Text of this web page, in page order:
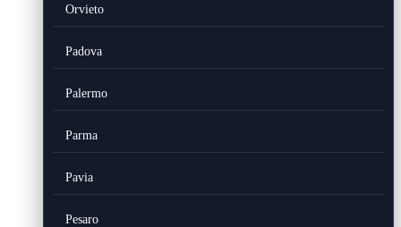
Orvieto
Padova
Palermo
Parma
Pavia
Pesaro